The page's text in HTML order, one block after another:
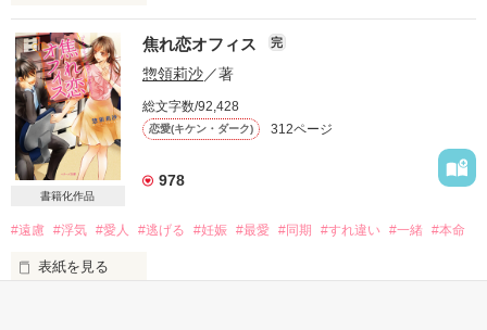
誤字脱字が多いと、ご指摘を受けました。
これから気づく限り訂正をしていきたいと思います。
自分が書きたいものを書いて、その発表の場としてこのサイト
を
選んでいます。
もし
お気に召さない場合は、どうぞ、ご自分がお気に召す作品を
お読みになってください。
ただ、
ご意見はこれからの私の糧とさせていただきます。
厳しいレビューのご意見、
「69作品目」
完結　致しました。
読んで頂けましたら
幸いです。
あわない、面白くない、つまらない
と、思われましたら
すぐに退出されて下さい。
不倫の要素もあります。
苦手、嫌いな方も退出されて下さい。
書籍化作品
焦れ恋オフィス 完
惣領莉沙／著
総文字数/92,428
恋愛(キケン・ダーク) 312ページ
978
#遠慮 #浮気 #愛人 #逃げる #妊娠 #最愛 #同期 #すれ違い #一緒 #本命
表紙を見る